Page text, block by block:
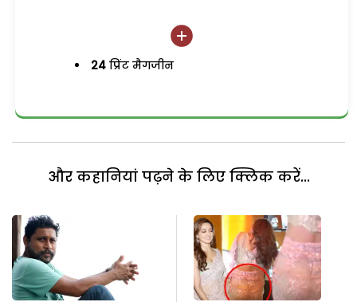
24 प्रिंट मैगजीन
और कहानियां पढ़ने के लिए क्लिक करें...